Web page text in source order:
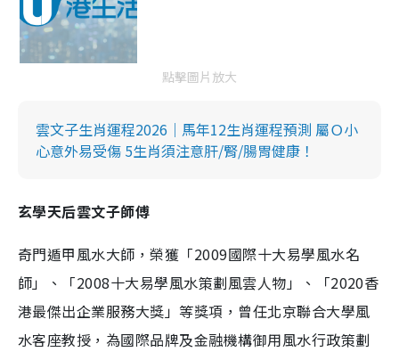
點擊圖片放大
雲文子生肖運程2026｜馬年12生肖運程預測 屬Ｏ小
心意外易受傷 5生肖須注意肝/腎/腸胃健康！
玄學天后雲文子師傅
奇門遁甲風水大師，榮獲「2009國際十大易學風水名
師」、「2008十大易學風水策劃風雲人物」、「2020香
港最傑出企業服務大獎」等獎項，曾任北京聯合大學風
水客座教授，為國際品牌及金融機構御用風水行政策劃